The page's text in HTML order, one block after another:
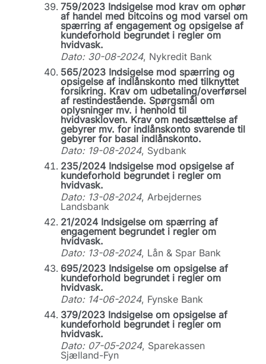
759/2023 Indsigelse mod krav om ophør
af handel med bitcoins og mod varsel om
spærring af engagement og opsigelse af
kundeforhold begrundet i regler om
hvidvask.
Dato: 30-08-2024, Nykredit Bank
565/2023 Indsigelse mod spærring og
opsigelse af indlånskonto med tilknyttet
forsikring. Krav om udbetaling/overførsel
af restindestående. Spørgsmål om
oplysninger mv. i henhold til
hvidvaskloven. Krav om nedsættelse af
gebyrer mv. for indlånskonto svarende til
gebyrer for basal indlånskonto.
Dato: 19-08-2024, Sydbank
235/2024 Indsigelse mod opsigelse af
kundeforhold begrundet i regler om
hvidvask.
Dato: 13-08-2024, Arbejdernes
Landsbank
21/2024 Indsigelse om spærring af
engagement begrundet i regler om
hvidvask.
Dato: 13-08-2024, Lån & Spar Bank
695/2023 Indsigelse om opsigelse af
kundeforhold begrundet i regler om
hvidvask.
Dato: 14-06-2024, Fynske Bank
379/2023 Indsigelse om opsigelse af
kundeforhold begrundet i regler om
hvidvask.
Dato: 07-05-2024, Sparekassen
Sjælland-Fyn